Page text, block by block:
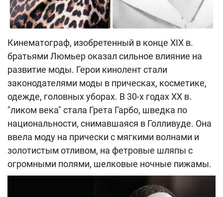
Кинематограф, изобретенный в конце ХIХ в.
братьями Люмьер оказал сильное влияние на
развитие моды. Герои кинолент стали
законодателями моды в прическах, косметике,
одежде, головных уборах. В 30-х годах ХХ в.
"ликом века" стала Грета Гарбо, шведка по
национальности, снимавшаяся в Голливуде. Она
ввела моду на прически с мягкими волнами и
золотистым отливом, на фетровые шляпы с
огромными полями, шелковые ночные пижамы.